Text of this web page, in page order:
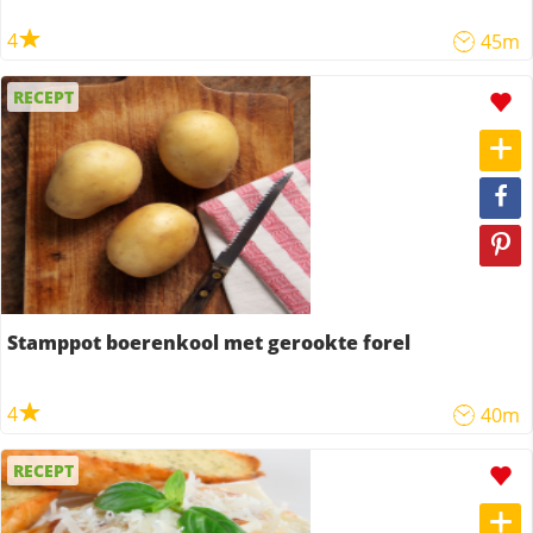
4 45m
RECEPT
Stamppot boerenkool met gerookte forel
4 40m
RECEPT